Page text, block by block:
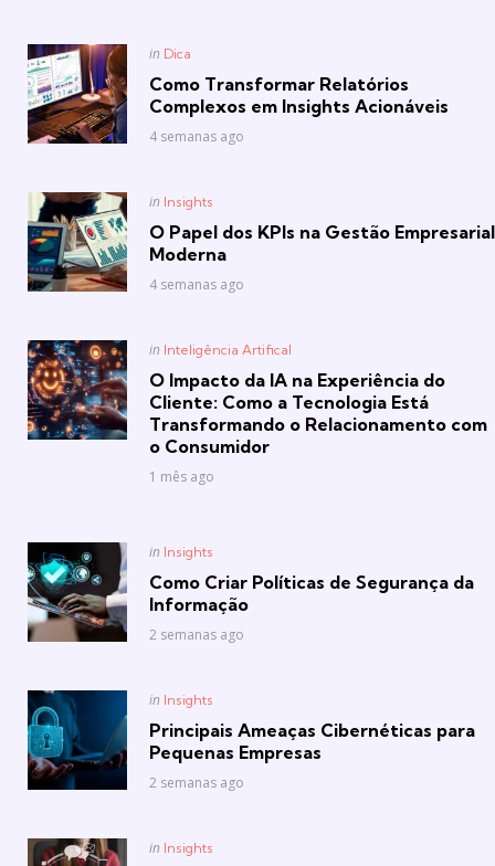
Posted
in Dica
Como Transformar Relatórios
Complexos em Insights Acionáveis
4 semanas ago
Posted
in Insights
O Papel dos KPIs na Gestão Empresarial
Moderna
4 semanas ago
Posted
in Inteligência Artifical
O Impacto da IA na Experiência do
Cliente: Como a Tecnologia Está
Transformando o Relacionamento com
o Consumidor
1 mês ago
Posted
in Insights
Como Criar Políticas de Segurança da
Informação
2 semanas ago
Posted
in Insights
Principais Ameaças Cibernéticas para
Pequenas Empresas
2 semanas ago
Posted
in Insights